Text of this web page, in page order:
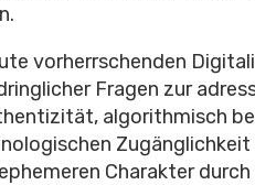
vorherrschenden
Fragen zur
algorithmisch
Zugänglichkeit
Charakter